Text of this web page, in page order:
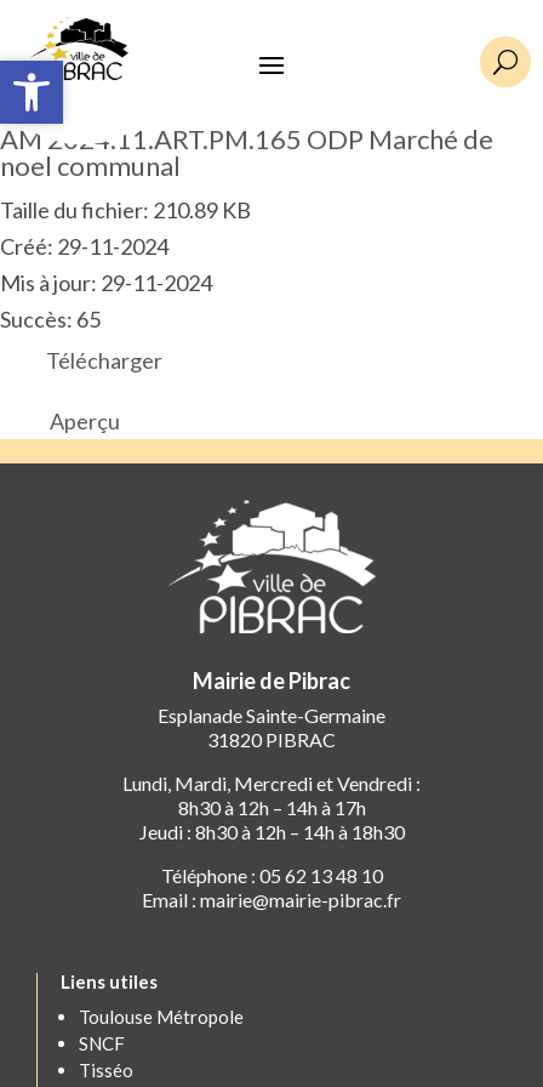
Ouvrir la barre d’outils U
AM 2024.11.ART.PM.165 ODP Marché de
noel communal
Taille du fichier: 210.89 KB
Créé: 29-11-2024
Mis à jour: 29-11-2024
Succès: 65
Télécharger
Aperçu
Mairie de Pibrac
Esplanade Sainte-Germaine
31820 PIBRAC
Lundi, Mardi, Mercredi et Vendredi :
8h30 à 12h – 14h à 17h
Jeudi : 8h30 à 12h – 14h à 18h30
Téléphone : 05 62 13 48 10
Email : mairie@mairie-pibrac.fr
Liens utiles
Toulouse Métropole
SNCF
Tisséo
Ouvrir la barre d’outils